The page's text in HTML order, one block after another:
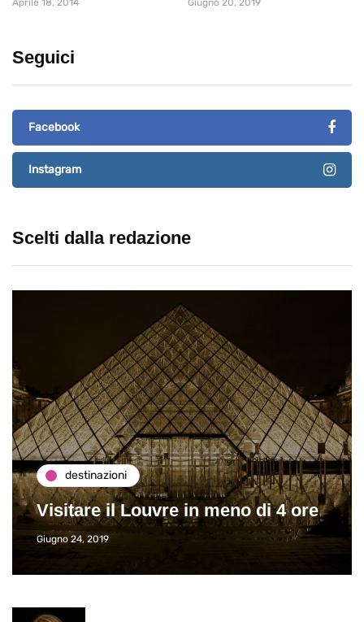
Seguici
Facebook
Instagram
Scelti dalla redazione
destinazioni
Visitare il Louvre in meno di 4 ore
Giugno 24, 2019